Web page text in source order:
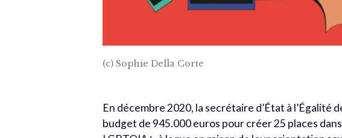
(c) Sophie Della Corte
En décembre 2020, la secrétaire d’État à l’Égalité
budget de 945.000 euros pour créer 25 places